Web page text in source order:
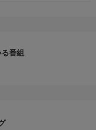
番組